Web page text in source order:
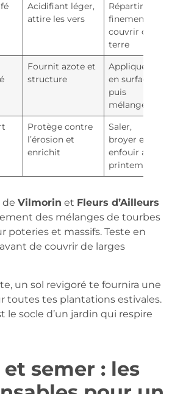
Acidifiant léger,
attire les vers
Répartir
finement et
couvrir de
terre
Fournit azote et
structure
Appliquer
en surface
puis
mélanger
Protège contre
l’érosion et
enrichit
Saler,
broyer et
enfouir au
printemps
de Vilmorin et Fleurs d’Ailleurs
des mélanges de tourbes
poteries et massifs. Teste en
de couvrir de larges
un sol revigoré te fournira une
toutes tes plantations estivales.
le socle d’un jardin qui respire
semer : les